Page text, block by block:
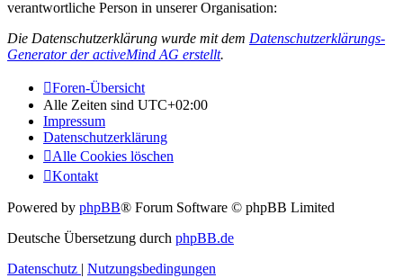
verantwortliche Person in unserer Organisation:
Die Datenschutzerklärung wurde mit dem Datenschutzerklärungs-
Generator der activeMind AG erstellt.
Foren-Übersicht
Alle Zeiten sind UTC+02:00
Impressum
Datenschutzerklärung
Alle Cookies löschen
Kontakt
Powered by phpBB® Forum Software © phpBB Limited
Deutsche Übersetzung durch phpBB.de
Datenschutz | Nutzungsbedingungen